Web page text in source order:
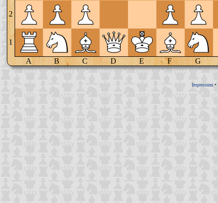
2
1
A B C D E F G
Impressum •